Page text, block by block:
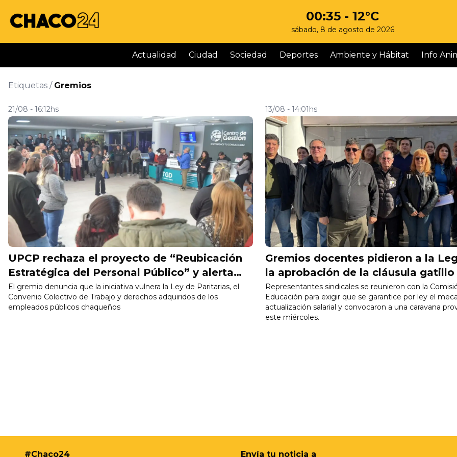
00:35 - 12°C
sábado, 8 de agosto de 2026
Actualidad Ciudad Sociedad Deportes Ambiente y Hábitat Info
Etiquetas / Gremios
21/08 - 16:12hs
UPCP rechaza el proyecto de “Reubicación
Estratégica del Personal Público” y alerta
por un intento de desmantelar el Estado
El gremio denuncia que la iniciativa vulnera la Ley de Paritarias, el
Convenio Colectivo de Trabajo y derechos adquiridos de los
empleados públicos chaqueños
13/08 - 14:01hs
Gremios docentes pidieron a la
la aprobación de la cláusula gatillo
Representantes sindicales se reunieron con la
Educación para exigir que se garantice por ley el
actualización salarial y convocaron a una caravana
este miércoles.
#Chaco24 Envía tu noticia a